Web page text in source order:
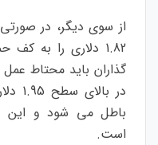
از سوی دیگر، در
1.82 دلاری را به
گذاران باید محتاط
باطل می شود و این
است.